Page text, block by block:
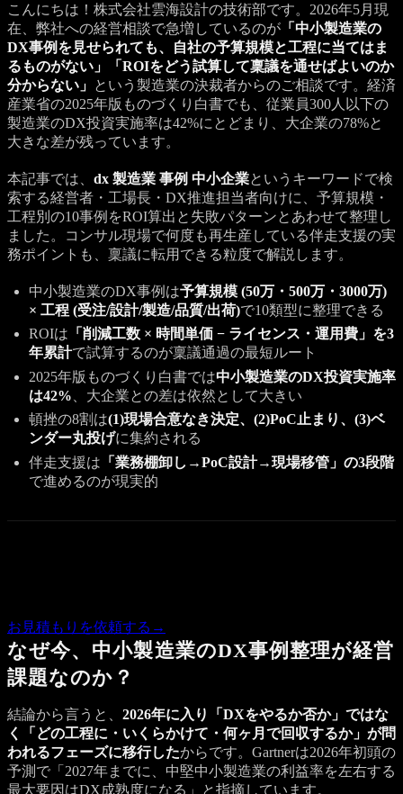
こんにちは！株式会社雲海設計の技術部です。2026年5月現
在、弊社への経営相談で急増しているのが 「中小製造業の
DX事例を見せられても、自社の予算規模と工程に当てはま
るものがない」「ROIをどう試算して稟議を通せばよいのか
分からない」 という製造業の決裁者からのご相談です。経済
産業省の2025年版ものづくり白書でも、従業員300人以下の
製造業のDX投資実施率は42%にとどまり、大企業の78%と
大きな差が残っています。
本記事では、 dx 製造業 事例 中小企業というキーワードで検
索する経営者・工場長・DX推進担当者向けに、予算規模・
工程別の10事例をROI算出と失敗パターンとあわせて整理し
ました。コンサル現場で何度も再生産している伴走支援の実
務ポイントも、稟議に転用できる粒度で解説します。
中小製造業のDX事例は予算規模 (50万・500万・3000万)
× 工程 (受注/設計/製造/品質/出荷)で10類型に整理できる
ROIは 「削減工数 × 時間単価 − ライセンス・運用費」を3
年累計で試算するのが稟議通過の最短ルート
2025年版ものづくり白書では中小製造業のDX投資実施率
は42% 、大企業との差は依然として大きい
頓挫の8割は(1)現場合意なき決定、(2)PoC止まり、(3)ベ
ンダー丸投げに集約される
伴走支援は 「業務棚卸し→PoC設計→現場移管」の3段階
で進めるのが現実的
お見積もりを依頼する →
なぜ今、中小製造業のDX事例整理が経営
課題なのか？
結論から言うと、 2026年に入り「DXをやるか否か」ではな
く「どの工程に・いくらかけて・何ヶ月で回収するか」が問
われるフェーズに移行したからです。Gartnerは2026年初頭の
予測で「2027年までに、中堅中小製造業の利益率を左右する
最大要因はDX成熟度になる」と指摘しています。